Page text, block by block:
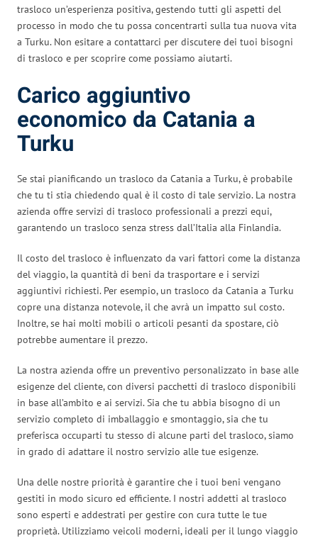
trasloco un’esperienza positiva, gestendo tutti gli aspetti del
processo in modo che tu possa concentrarti sulla tua nuova vita
a Turku. Non esitare a contattarci per discutere dei tuoi bisogni
di trasloco e per scoprire come possiamo aiutarti.
Carico aggiuntivo
economico da Catania a
Turku
Se stai pianificando un trasloco da Catania a Turku, è probabile
che tu ti stia chiedendo qual è il costo di tale servizio. La nostra
azienda offre servizi di trasloco professionali a prezzi equi,
garantendo un trasloco senza stress dall’Italia alla Finlandia.
Il costo del trasloco è influenzato da vari fattori come la distanza
del viaggio, la quantità di beni da trasportare e i servizi
aggiuntivi richiesti. Per esempio, un trasloco da Catania a Turku
copre una distanza notevole, il che avrà un impatto sul costo.
Inoltre, se hai molti mobili o articoli pesanti da spostare, ciò
potrebbe aumentare il prezzo.
La nostra azienda offre un preventivo personalizzato in base alle
esigenze del cliente, con diversi pacchetti di trasloco disponibili
in base all’ambito e ai servizi. Sia che tu abbia bisogno di un
servizio completo di imballaggio e smontaggio, sia che tu
preferisca occuparti tu stesso di alcune parti del trasloco, siamo
in grado di adattare il nostro servizio alle tue esigenze.
Una delle nostre priorità è garantire che i tuoi beni vengano
gestiti in modo sicuro ed efficiente. I nostri addetti al trasloco
sono esperti e addestrati per gestire con cura tutte le tue
proprietà. Utilizziamo veicoli moderni, ideali per il lungo viaggio